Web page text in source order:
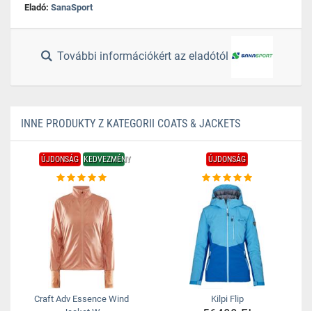
Eladó: SanaSport
További információkért az eladótól
INNE PRODUKTY Z KATEGORII COATS & JACKETS
ÚJDONSÁG KEDVEZMÉNY
Craft Adv Essence Wind
ÚJDONSÁG
Kilpi Flip